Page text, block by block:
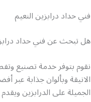
فني حداد درابزين النعيم
هل تبحث عن فني حداد
نقوم بتوفر خدمة تصنيع
الانيقة وبألوان جذابة عبر
الجميلة على الدرابزين